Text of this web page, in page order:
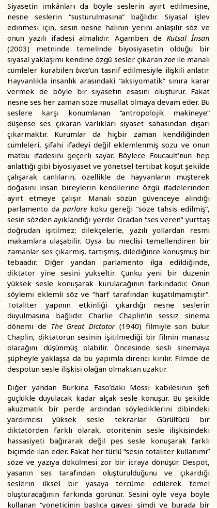
Siyasetin imkânları da böyle seslerin ayırt edilmesine,
nesne seslerin “susturulmasına” bağlıdır. Siyasal işlev
edinmesi için, sesin nesne halinin yerini anlaşılır söz ve
onun yazılı ifadesi almalıdır. Agamben de Kutsal İnsan
(2003) metninde temelinde biyosiyasetin olduğu bir
siyasal yaklaşımı kendine özgü sesler çıkaran zoeile manalı
cümleler kurabilen bios'un tasnif edilmesiyle ilişkili anlatır.
Hayvanlıkla insanlık arasındaki “aksiyomatik” sınıra karar
vermek de böyle bir siyasetin esasını oluşturur. Fakat
nesne ses her zaman söze musallat olmaya devam eder. Bu
seslere karşı konumlanan “antropolojik makineye”
düşense ses çıkaran varlıkları siyaset sahasından dışarı
çıkarmaktır. Kurumlar da hiçbir zaman kendiliğinden
cümleleri, şifahi ifadeyi değil eklemlenmiş sözü ve onun
matbu ifadesini geçerli sayar. Böylece Foucault’nun hep
anlattığı gibi biyosiyaset ve yönetsel tertibat koşut şekilde
çalışarak canlıların, özellikle de hayvanların müşterek
doğasını insan bireylerin kendilerine özgü ifadelerinden
ayırt etmeye çalışır. Manalı sözün güvenceye alındığı
parlamento daparlare kökü gereği “söze tahsis edilmiş”,
sesin sözden ayıklandığı yerdir. Oradan “ses veren” yurttaş
doğrudan işitilmez; dilekçelerle, yazılı yollardan resmi
makamlara ulaşabilir. Oysa bu meclisi temellendiren bir
zamanlar ses çıkarmış, tartışmış, dilediğince konuşmuş bir
tebaadır. Diğer yandan parlamento ilga edildiğinde,
diktatör yine sesini yükseltir. Çünkü yeni bir düzenin
yüksek sesle konuşarak kurulacağının farkındadır. Onun
söylemi eklemli söz ve “harf tarafından kuşatılmamıştır”.
Totaliter yapının etkinliği çıkardığı nesne seslerin
duyulmasına bağlıdır. Charlie Chaplin’in sessiz sinema
dönemi de The Great Dictator(1940) filmiyle son bulur.
Chaplin, diktatörün sesinin işitilmediği bir filmin manasız
olacağını düşünmüş olabilir. Öncesinde sesli sinemaya
şüpheyle yaklaşsa da bu yapımla direnci kırılır. Filmde de
despotun sesle ilişkisi olağan olmaktan uzaktır.
Diğer yandan Burkina Faso’daki Mossi kabilesinin şefi
güçlükle duyulacak kadar alçak sesle konuşur. Bu şekilde
akuzmatik bir perde ardından söylediklerini dibindeki
yardımcısı yüksek sesle tekrarlar. Gürültücü bir
diktatörden farklı olarak, otoritenin sesle ilişkisindeki
hassasiyeti bağırarak değil pes sesle konuşarak farklı
biçimde ilan eder. Fakat her türlü “sesin totaliter kullanımı”
söze ve yazıya dökülmesi zor bir icraya dönüşür. Despot,
yasanın ses tarafından oluşturulduğunu ve çıkardığı
seslerin ilksel bir yasaya tercüme edilerek temel
oluşturacağının farkında görünür. Sesini öyle veya böyle
kullanan “yöneticinin başlıca gayesi şimdi ve burada bir